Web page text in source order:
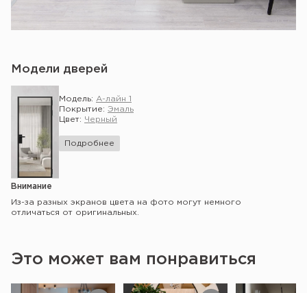
Модели дверей
Модель: А-лайн 1
Покрытие: Эмаль
Цвет: Черный
Подробнее
Внимание
Из-за разных экранов цвета на фото могут немного
отличаться от оригинальных.
Это может вам понравиться